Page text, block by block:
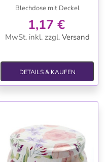
Blechdose mit Deckel
1,17 €
MwSt. inkl. zzgl. Versand
DETAILS & KAUFEN